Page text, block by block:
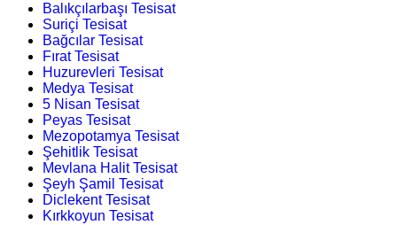
Balıkçılarbaşı Tesisat
Suriçi Tesisat
Bağcılar Tesisat
Fırat Tesisat
Huzurevleri Tesisat
Medya Tesisat
5 Nisan Tesisat
Peyas Tesisat
Mezopotamya Tesisat
Şehitlik Tesisat
Mevlana Halit Tesisat
Şeyh Şamil Tesisat
Diclekent Tesisat
Kırkkoyun Tesisat